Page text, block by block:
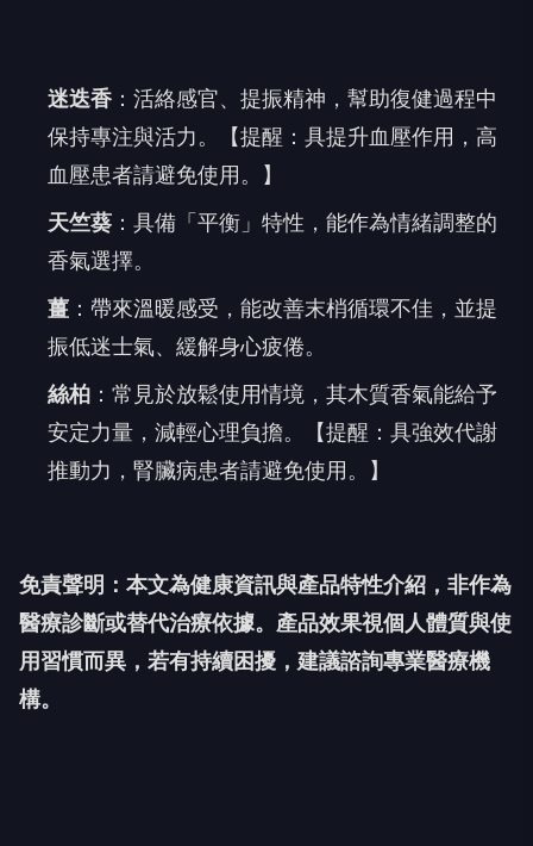
迷迭香 ：活絡感官、提振精神，幫助復健過程中
保持專注與活力。【提醒：具提升血壓作用，高
血壓患者請避免使用。】
天竺葵 ：具備「平衡」特性，能作為情緒調整的
香氣選擇。
薑 ：帶來溫暖感受，能改善末梢循環不佳，並提
振低迷士氣、緩解身心疲倦。
絲柏 ：常見於放鬆使用情境，其木質香氣能給予
安定力量，減輕心理負擔。【提醒：具強效代謝
推動力，腎臟病患者請避免使用。】
免責聲明：本文為健康資訊與產品特性介紹，非作為
醫療診斷或替代治療依據。產品效果視個人體質與使
用習慣而異，若有持續困擾，建議諮詢專業醫療機
構。